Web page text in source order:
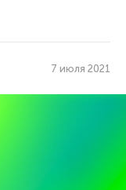
7 июля 2021